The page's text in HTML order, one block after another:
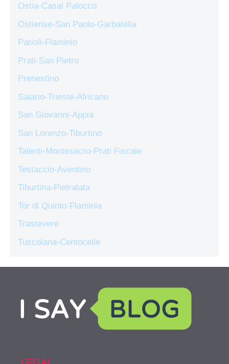
Ostia-Casal Palocco
Ostiense-San Paolo-Garbatella
Parioli-Flaminio
Prati-San Pietro
Prenestino
Salario-Trieste-Africano
San Giovanni-Appia
San Lorenzo-Tiburtino
Talenti-Montesacro-Prati Fiscale
Testaccio-Aventino
Tiburtina-Pietralata
Tor di Quinto-Flaminia
Trastevere
Tuscolana-Centocelle